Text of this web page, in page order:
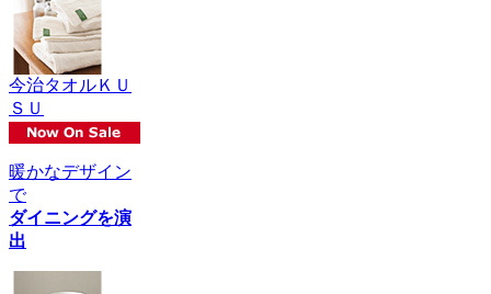
今治タオルＫＵ
ＳＵ
暖かなデザイン
で
ダイニングを演
出